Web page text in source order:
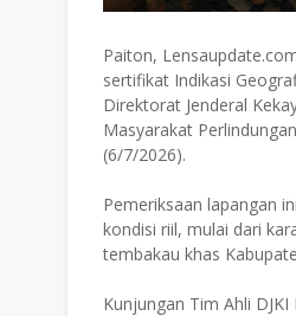
Paiton,
sertifikat Indikasi
Direktorat Jenderal
Masyarakat
(6/7/2026).
Pemeriksaan lapangan
kondisi riil, mulai dari
tembakau khas
Kunjungan Tim Ahli